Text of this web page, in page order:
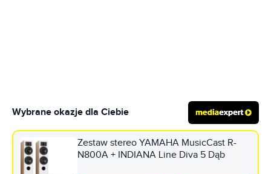
Wybrane okazje dla Ciebie
Zestaw stereo YAMAHA MusicCast R-
N800A + INDIANA Line Diva 5 Dąb